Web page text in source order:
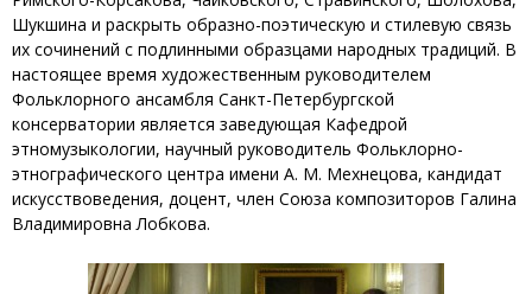
Шукшина и раскрыть образно-поэтическую и стилевую связь
их сочинений с подлинными образцами народных традиций. В
настоящее время художественным руководителем
Фольклорного ансамбля Санкт-Петербургской
консерватории является заведующая Кафедрой
этномузыкологии, научный руководитель Фольклорно-
этнографического центра имени А. М. Мехнецова, кандидат
искусствоведения, доцент, член Союза композиторов Галина
Владимировна Лобкова.